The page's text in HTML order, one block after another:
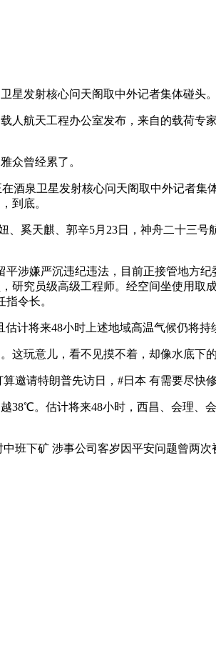
发射核心问天阁取中外记者集体碰头。
航天工程办公室发布，来自的载荷专
众曾经累了。
泉卫星发射核心问天阁取中外记者集
到底。
天麒、郭辛5月23日，神舟二十三号
嫌严沉违纪违法，目前正接管地方
研究员级高级工程师。经空间坐使用
令长。
将来48小时上述地域高温气候仍将持
玩意儿，看不见摸不着，却像水底下的
请特朗普先访日，#日本 有需要尽快修
。估计将来48小时，西昌、会理、
下矿 涉事公司客岁因平安问题曾两次